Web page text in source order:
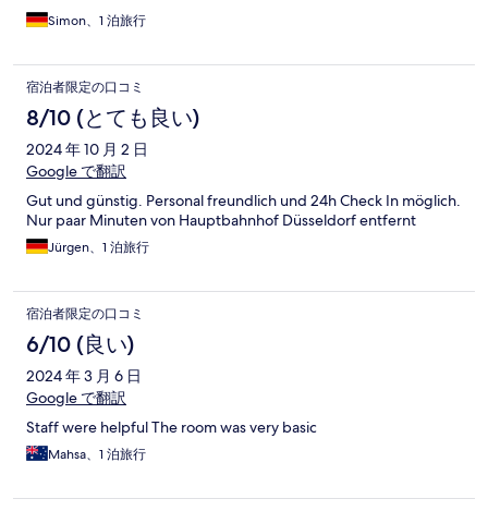
Simon、1 泊旅行
宿泊者限定の口コミ
8/10 (とても良い)
2024 年 10 月 2 日
Google で翻訳
Gut und günstig. Personal freundlich und 24h Check In möglich.
Nur paar Minuten von Hauptbahnhof Düsseldorf entfernt
Jürgen、1 泊旅行
宿泊者限定の口コミ
6/10 (良い)
2024 年 3 月 6 日
Google で翻訳
Staff were helpful The room was very basic
Mahsa、1 泊旅行